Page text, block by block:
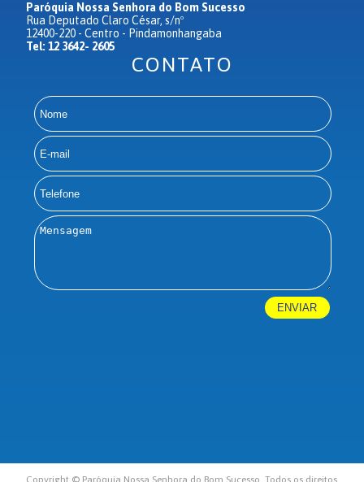
Paróquia Nossa Senhora do Bom Sucesso
Rua Deputado Claro César, s/nº
12400-220 - Centro - Pindamonhangaba
Tel: 12 3642- 2605
CONTATO
Copyright © Paróquia Nossa Senhora do Bom Sucesso. Todos os direitos